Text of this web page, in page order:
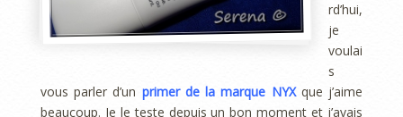
rd’hui,
je
voulai
s
vous parler d’un primer de la marque NYXque j’aime
beaucoup. Je le teste depuis un bon moment et j’avais